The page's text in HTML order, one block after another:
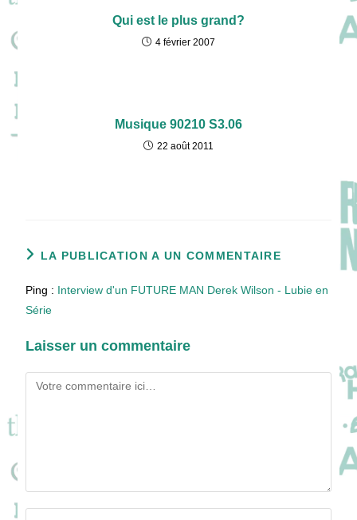
Qui est le plus grand?
4 février 2007
Musique 90210 S3.06
22 août 2011
LA PUBLICATION A UN COMMENTAIRE
Ping : Interview d'un FUTURE MAN Derek Wilson - Lubie en
Série
Laisser un commentaire
Comment
Enter